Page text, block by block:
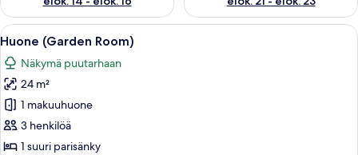
Avaa
kaikki
huonetyypin
Huone
(Garden
Room)
kuvat
Hotellihuone, jossa on sänky,
4
Huone (Garden Room)
Näkymä puutarhaan
24 m²
1 makuuhuone
3 henkilöä
1 suuri parisänky